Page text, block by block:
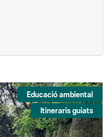
Educació ambiental
Itineraris guiats